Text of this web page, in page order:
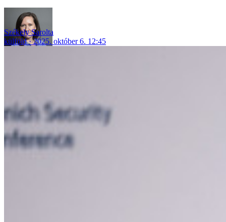
Székely Sarolta
külföld
2025. október 6. 12:45